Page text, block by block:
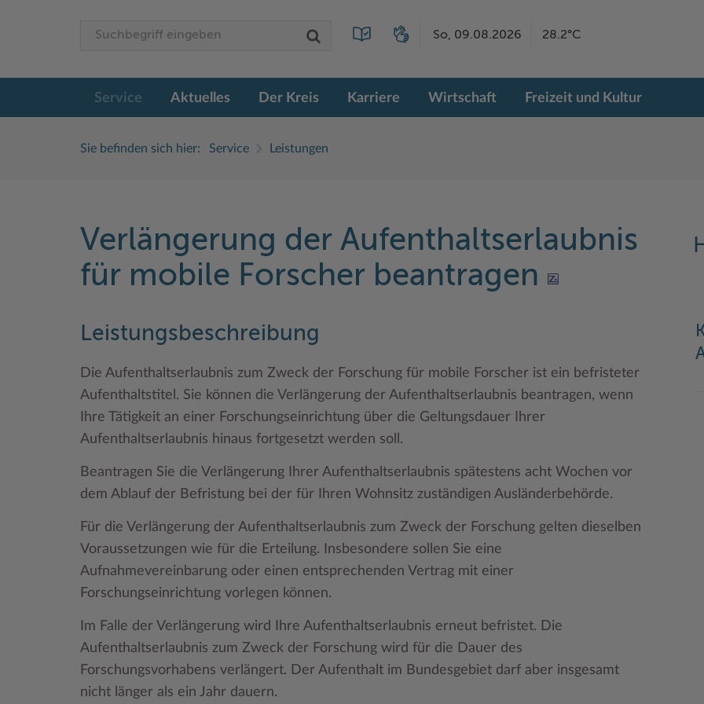
So, 09.08.2026 28.2°C
Service Aktuelles Der Kreis Karriere Wirtschaft Freizeit und Kultur
Sie befinden sich hier: Service Leistungen
Verlängerung der Aufenthaltserlaubnis
für mobile Forscher beantragen
Leistungsbeschreibung
Die Aufenthaltserlaubnis zum Zweck der Forschung für mobile Forscher ist ein befristeter
Aufenthaltstitel. Sie können die Verlängerung der Aufenthaltserlaubnis beantragen, wenn
Ihre Tätigkeit an einer Forschungseinrichtung über die Geltungsdauer Ihrer
Aufenthaltserlaubnis hinaus fortgesetzt werden soll.
Beantragen Sie die Verlängerung Ihrer Aufenthaltserlaubnis spätestens acht Wochen vor
dem Ablauf der Befristung bei der für Ihren Wohnsitz zuständigen Ausländerbehörde.
Für die Verlängerung der Aufenthaltserlaubnis zum Zweck der Forschung gelten dieselben
Voraussetzungen wie für die Erteilung. Insbesondere sollen Sie eine
Aufnahmevereinbarung oder einen entsprechenden Vertrag mit einer
Forschungseinrichtung vorlegen können.
Im Falle der Verlängerung wird Ihre Aufenthaltserlaubnis erneut befristet. Die
Aufenthaltserlaubnis zum Zweck der Forschung wird für die Dauer des
Forschungsvorhabens verlängert. Der Aufenthalt im Bundesgebiet darf aber insgesamt
nicht länger als ein Jahr dauern.